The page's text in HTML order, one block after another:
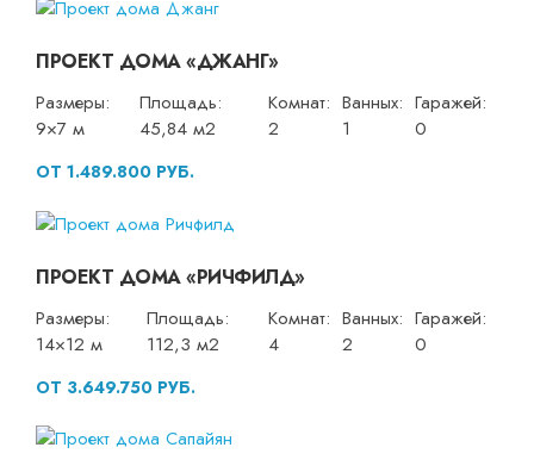
ПРОЕКТ ДОМА «ДЖАНГ»
Размеры:
9×7 м
Площадь:
45,84 м2
Комнат:
2
Ванных:
1
Гаражей:
0
ОТ 1.489.800 РУБ.
ПРОЕКТ ДОМА «РИЧФИЛД»
Размеры:
14×12 м
Площадь:
112,3 м2
Комнат:
4
Ванных:
2
Гаражей:
0
ОТ 3.649.750 РУБ.